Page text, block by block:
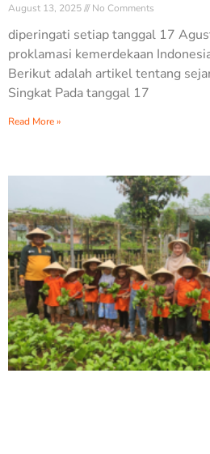
August 13, 2025 No Comments
diperingati setiap tanggal 17
proklamasi kemerdekaan
Berikut adalah artikel tentang
Singkat Pada tanggal 17
Read More »